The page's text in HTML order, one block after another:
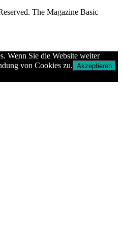
The Magazine Basic
Wenn Sie die Website weiter
von Cookies zu. Akzeptieren